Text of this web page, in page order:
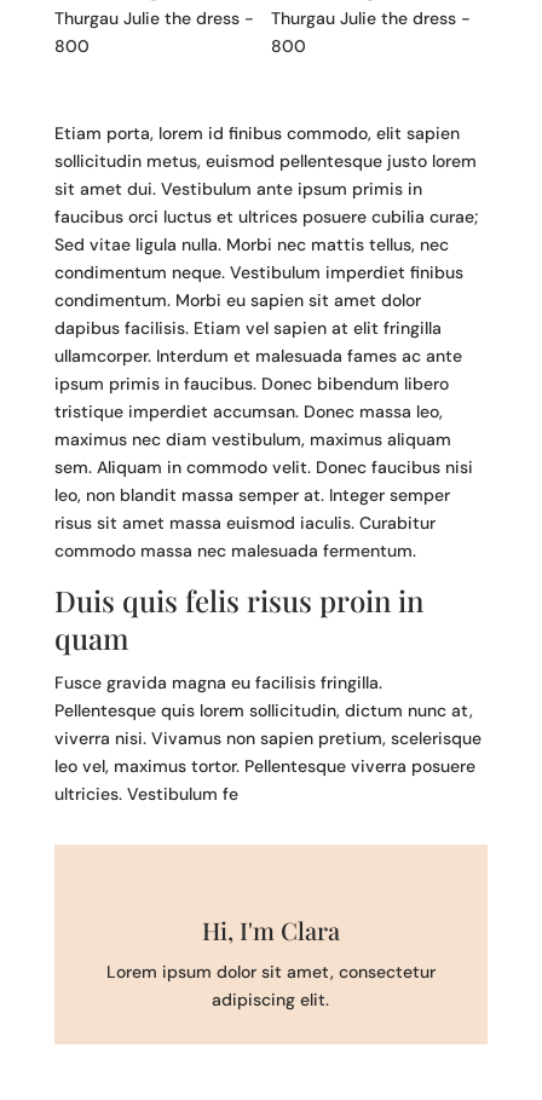
Etiam porta, lorem id finibus commodo, elit sapien
sollicitudin metus, euismod pellentesque justo lorem
sit amet dui. Vestibulum ante ipsum primis in
faucibus orci luctus et ultrices posuere cubilia curae;
Sed vitae ligula nulla. Morbi nec mattis tellus, nec
condimentum neque. Vestibulum imperdiet finibus
condimentum. Morbi eu sapien sit amet dolor
dapibus facilisis. Etiam vel sapien at elit fringilla
ullamcorper. Interdum et malesuada fames ac ante
ipsum primis in faucibus. Donec bibendum libero
tristique imperdiet accumsan. Donec massa leo,
maximus nec diam vestibulum, maximus aliquam
sem. Aliquam in commodo velit. Donec faucibus nisi
leo, non blandit massa semper at. Integer semper
risus sit amet massa euismod iaculis. Curabitur
commodo massa nec malesuada fermentum.
Duis quis felis risus proin in
quam
Fusce gravida magna eu facilisis fringilla.
Pellentesque quis lorem sollicitudin, dictum nunc at,
viverra nisi. Vivamus non sapien pretium, scelerisque
leo vel, maximus tortor. Pellentesque viverra posuere
ultricies. Vestibulum fe
Hi, I'm Clara
Lorem ipsum dolor sit amet, consectetur
adipiscing elit.